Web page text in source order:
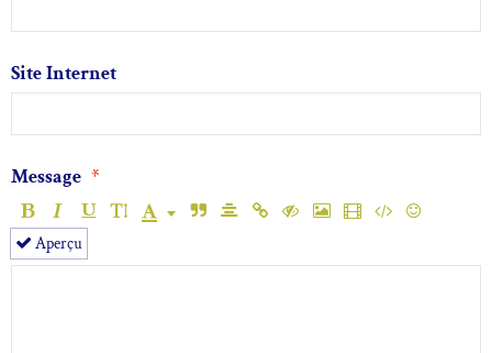
Site Internet
Message
Aperçu